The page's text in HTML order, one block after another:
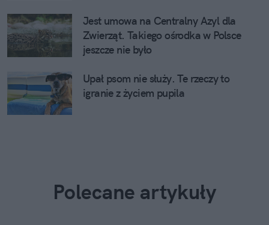
Jest umowa na Centralny Azyl dla
Zwierząt. Takiego ośrodka w Polsce
jeszcze nie było
Upał psom nie służy. Te rzeczy to
igranie z życiem pupila
Polecane artykuły